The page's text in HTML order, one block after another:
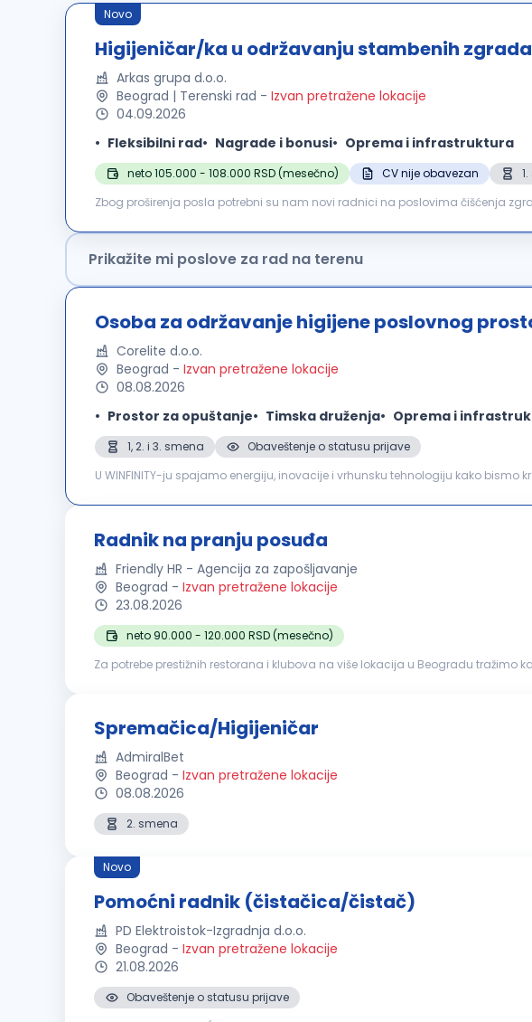
Novo
Higijeničar/ka u održavanju stambenih zgrada
Arkas grupa d.o.o.
Beograd | Terenski rad - Izvan pretražene lokacije
04.09.2026
Fleksibilni rad
Nagrade i bonusi Oprema i infrastruktura
neto 105.000 - 108.000 RSD (mesečno) CV nije obavezan
Zbog proširenja posla potrebni su nam novi radnici na poslovima čišćenja
Prikažite mi poslove za rad na terenu
Osoba za održavanje higijene poslovnog
Corelite d.o.o.
Beograd - Izvan pretražene lokacije
08.08.2026
Prostor za opuštanje
Timska druženja Oprema i
1, 2. i 3. smena
Obaveštenje o statusu prijave
U WINFINITY-ju spajamo energiju, inovacije i vrhunsku tehnologiju kako
Radnik na pranju posuđa
Friendly HR - Agencija za zapošljavanje
Beograd - Izvan pretražene lokacije
23.08.2026
neto 90.000 - 120.000 RSD (mesečno)
Za potrebe prestižnih restorana i klubova na više lokacija u Beogradu tražimo
Spremačica/Higijeničar
AdmiralBet
Beograd - Izvan pretražene lokacije
08.08.2026
2. smena
Novo
Pomoćni radnik (čistačica/čistač)
PD Elektroistok-Izgradnja d.o.o.
Beograd - Izvan pretražene lokacije
21.08.2026
Obaveštenje o statusu prijave